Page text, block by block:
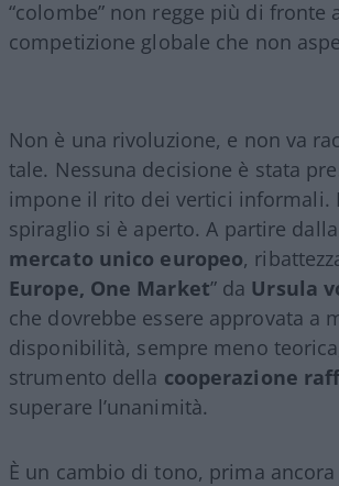
“colombe” non regge più di fronte
competizione globale che non
Non è una rivoluzione, e non va
tale. Nessuna decisione è stata
impone il rito dei vertici informali.
spiraglio si è aperto. A partire
mercato unico europeo,
Europe, One Market” da Ursula
che dovrebbe essere approvata a
disponibilità, sempre meno
strumento della cooperazione
superare l’unanimità.
È un cambio di tono, prima ancora